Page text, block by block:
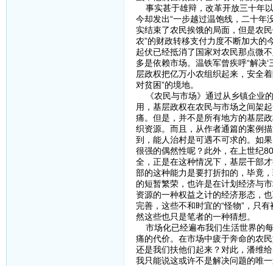
事实甚于雄辩，改革开放三十年
今却发出“一步越过温饱线，二十年
实结束了农民挨饿的局面，但是农
农”的财政转移支付力度不断加大
起伏已经抵消了国家对农民那点微
多是依赖市场。温铁军曾疾呼“解决
层政权把亿万小农组织起来，安全
对贫困”的境地。
《农民与市场》通过从乡镇企业
用，基层政权在农民与市场之间架
痛。但是，并不是所有地方的基层
织资源。而且，从作者通篇的案例
到，能人治村是可遇不可求的。如
很强的偶然性呢？此外，在上世纪
全，正是在这种情况下，基层干部
部的这种能力是要打折扣的，毕竟
的短暂繁荣，也许是在计划经济与
资源的一种权益之计的经济形态，
完善，这些不和时宜的“怪物”，只
然这些也只是笔者的一种猜想。
市场化已经遍布我们生活世界的
痛的代价。在市场中疲于奔命的农
还是我们扶他们起来？对此，潘维
我只能说这或许不是解决问题的唯